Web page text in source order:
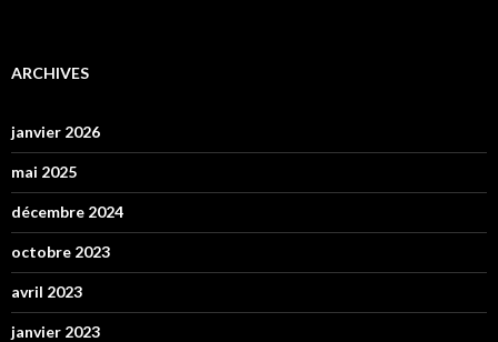
ARCHIVES
janvier 2026
mai 2025
décembre 2024
octobre 2023
avril 2023
janvier 2023